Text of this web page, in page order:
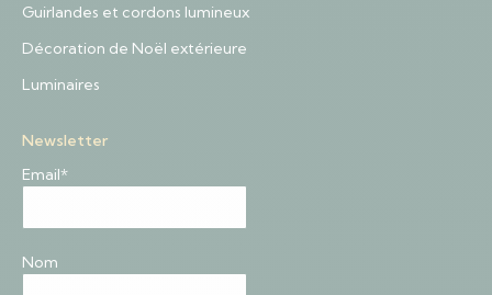
Guirlandes et cordons lumineux
Décoration de Noël extérieure
Luminaires
Newsletter
Email*
Nom